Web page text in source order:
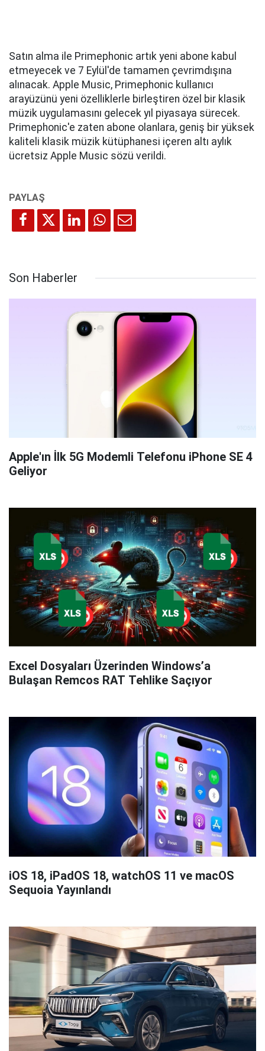
Satın alma ile Primephonic artık yeni abone kabul
etmeyecek ve 7 Eylül'de tamamen çevrimdışına
alınacak. Apple Music, Primephonic kullanıcı
arayüzünü yeni özelliklerle birleştiren özel bir klasik
müzik uygulamasını gelecek yıl piyasaya sürecek.
Primephonic'e zaten abone olanlara, geniş bir yüksek
kaliteli klasik müzik kütüphanesi içeren altı aylık
ücretsiz Apple Music sözü verildi.
Son Haberler
Apple'ın İlk 5G Modemli Telefonu iPhone SE 4
Geliyor
Excel Dosyaları Üzerinden Windows’a
Bulaşan Remcos RAT Tehlike Saçıyor
iOS 18, iPadOS 18, watchOS 11 ve macOS
Sequoia Yayınlandı